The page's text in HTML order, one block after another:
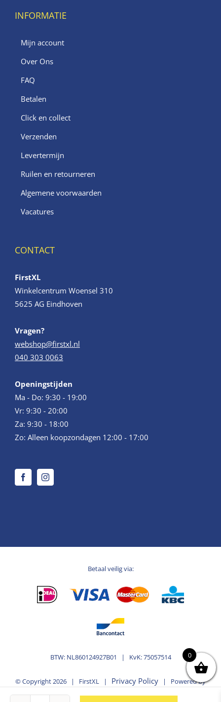
INFORMATIE
Mijn account
Over Ons
FAQ
Betalen
Click en collect
Verzenden
Levertermijn
Ruilen en retourneren
Algemene voorwaarden
Vacatures
CONTACT
FirstXL
Winkelcentrum Woensel 310
5625 AG Eindhoven
Vragen?
webshop@firstxl.nl
040 303 0063
Openingstijden
Ma - Do: 9:30 - 19:00
Vr: 9:30 - 20:00
Za: 9:30 - 18:00
Zo: Alleen koopzondagen 12:00 - 17:00
Betaal veilig via:
BTW: NL860124927B01 | KvK: 75057514
© Copyright2026 | FirstXL | Privacy Policy | Powered by
MplusKASSA Woocommerce&WooCommerce
0